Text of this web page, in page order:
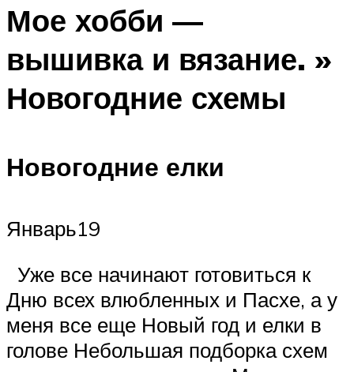
Мое хобби —
вышивка и вязание. »
Новогодние схемы
Новогодние елки
Январь19
Уже все начинают готовиться к
Дню всех влюбленных и Пасхе, а у
меня все еще Новый год и елки в
голове Небольшая подборка схем